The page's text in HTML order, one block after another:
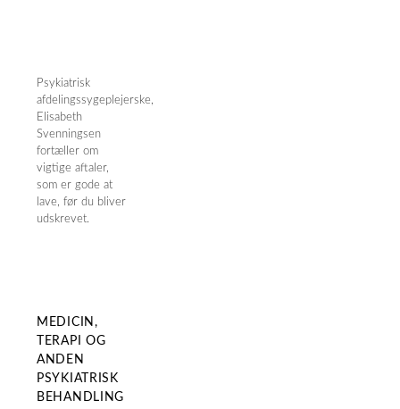
Psykiatrisk
afdelingssygeplejerske,
Elisabeth
Svenningsen
fortæller om
vigtige aftaler,
som er gode at
lave, før du bliver
udskrevet.
MEDICIN,
TERAPI OG
ANDEN
PSYKIATRISK
BEHANDLING